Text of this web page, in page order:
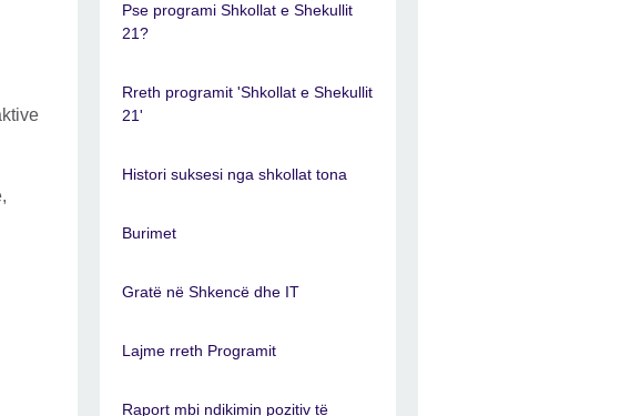
Pse programi Shkollat e Shekullit
21?
Rreth programit 'Shkollat e Shekullit
21'
Histori suksesi nga shkollat tona
Burimet
Gratë në Shkencë dhe IT
Lajme rreth Programit
Raport mbi ndikimin pozitiv të